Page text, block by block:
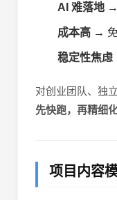
AI 难落地
成本高 →
稳定性焦虑
对创业团队、独
先快跑，再精细
项目内容